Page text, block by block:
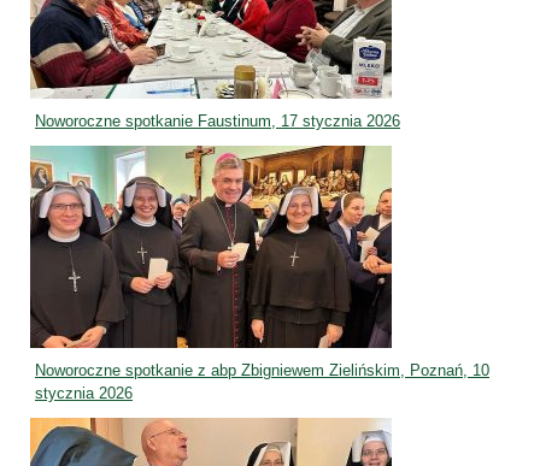
Noworoczne spotkanie Faustinum, 17 stycznia 2026
Noworoczne spotkanie z abp Zbigniewem Zielińskim, Poznań, 10
stycznia 2026